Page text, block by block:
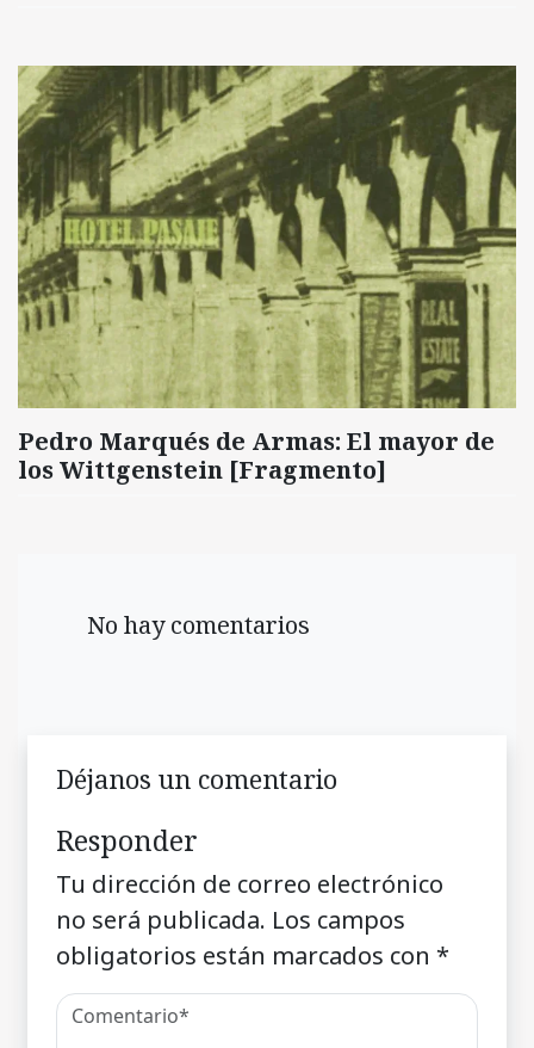
Pedro Marqués de Armas: El mayor de
los Wittgenstein [Fragmento]
No hay comentarios
Déjanos un comentario
Responder
Tu dirección de correo electrónico
no será publicada. Los campos
obligatorios están marcados con *